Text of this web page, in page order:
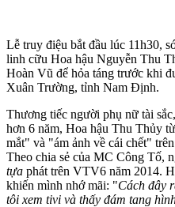
Lễ truy điệu bắt đầu lúc 11h30,
linh cữu Hoa hậu Nguyễn Thu
Hoàn Vũ để hỏa táng trước khi
Xuân Trường, tỉnh Nam Định.
Thương tiếc người phụ nữ tài
hơn 6 năm, Hoa hậu Thu Thủy
mắt" và "ám ảnh về cái chết"
Theo chia sẻ của MC Công Tố,
tựa phát trên VTV6 năm 2014.
khiến mình nhớ mãi: "Cách đây
tôi xem tivi và thấy đám tang